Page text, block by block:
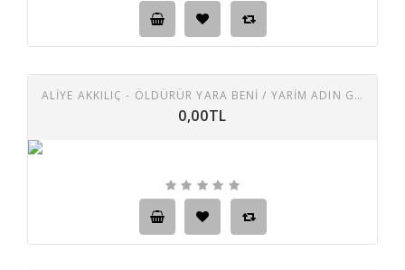
ALİYE AKKILIÇ - ÖLDÜRÜR YARA BENI / YARIM ADIN GÜLPERI
0,00TL